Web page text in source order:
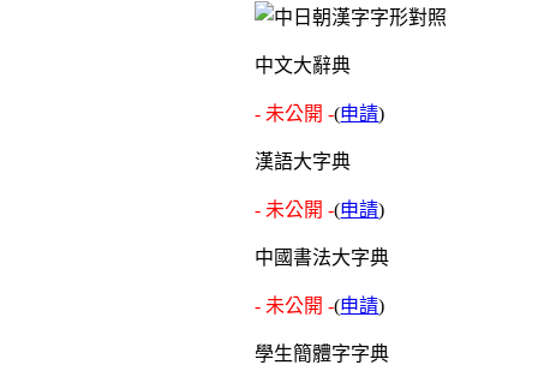
中文大辭典
- 未公開 -(申請)
漢語大字典
- 未公開 -(申請)
中國書法大字典
- 未公開 -(申請)
學生簡體字字典